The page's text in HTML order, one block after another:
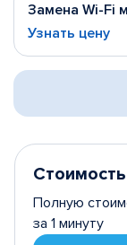
Замена Wi-Fi
Узнать цену
Полную
за 1 минуту